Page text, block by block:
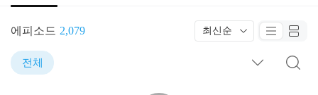
에피소드 2,079 최신순
전체